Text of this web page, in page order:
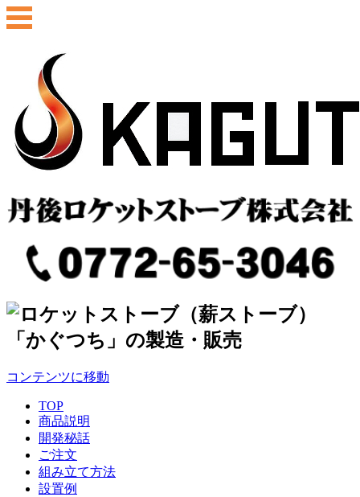
コンテンツに移動
TOP
商品説明
開発秘話
ご注文
組み立て方法
設置例